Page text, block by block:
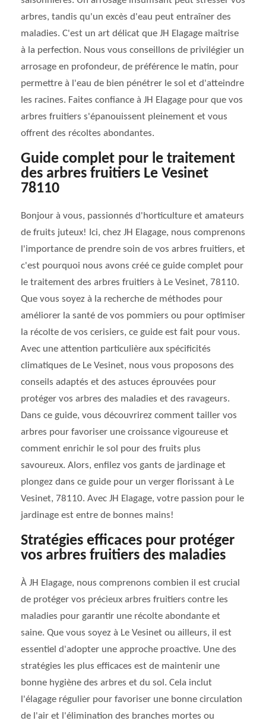
arbres, tandis qu'un excès d'eau peut entraîner des
maladies. C'est un art délicat que JH Elagage maîtrise
à la perfection. Nous vous conseillons de privilégier un
arrosage en profondeur, de préférence le matin, pour
permettre à l'eau de bien pénétrer le sol et d'atteindre
les racines. Faites confiance à JH Elagage pour que vos
arbres fruitiers s'épanouissent pleinement et vous
offrent des récoltes abondantes.
Guide complet pour le traitement
des arbres fruitiers Le Vesinet
78110
Bonjour à vous, passionnés d'horticulture et amateurs
de fruits juteux! Ici, chez JH Elagage, nous comprenons
l'importance de prendre soin de vos arbres fruitiers, et
c'est pourquoi nous avons créé ce guide complet pour
le traitement des arbres fruitiers à Le Vesinet, 78110.
Que vous soyez à la recherche de méthodes pour
améliorer la santé de vos pommiers ou pour optimiser
la récolte de vos cerisiers, ce guide est fait pour vous.
Avec une attention particulière aux spécificités
climatiques de Le Vesinet, nous vous proposons des
conseils adaptés et des astuces éprouvées pour
protéger vos arbres des maladies et des ravageurs.
Dans ce guide, vous découvrirez comment tailler vos
arbres pour favoriser une croissance vigoureuse et
comment enrichir le sol pour des fruits plus
savoureux. Alors, enfilez vos gants de jardinage et
plongez dans ce guide pour un verger florissant à Le
Vesinet, 78110. Avec JH Elagage, votre passion pour le
jardinage est entre de bonnes mains!
Stratégies efficaces pour protéger
vos arbres fruitiers des maladies
À JH Elagage, nous comprenons combien il est crucial
de protéger vos précieux arbres fruitiers contre les
maladies pour garantir une récolte abondante et
saine. Que vous soyez à Le Vesinet ou ailleurs, il est
essentiel d'adopter une approche proactive. Une des
stratégies les plus efficaces est de maintenir une
bonne hygiène des arbres et du sol. Cela inclut
l'élagage régulier pour favoriser une bonne circulation
de l'air et l'élimination des branches mortes ou